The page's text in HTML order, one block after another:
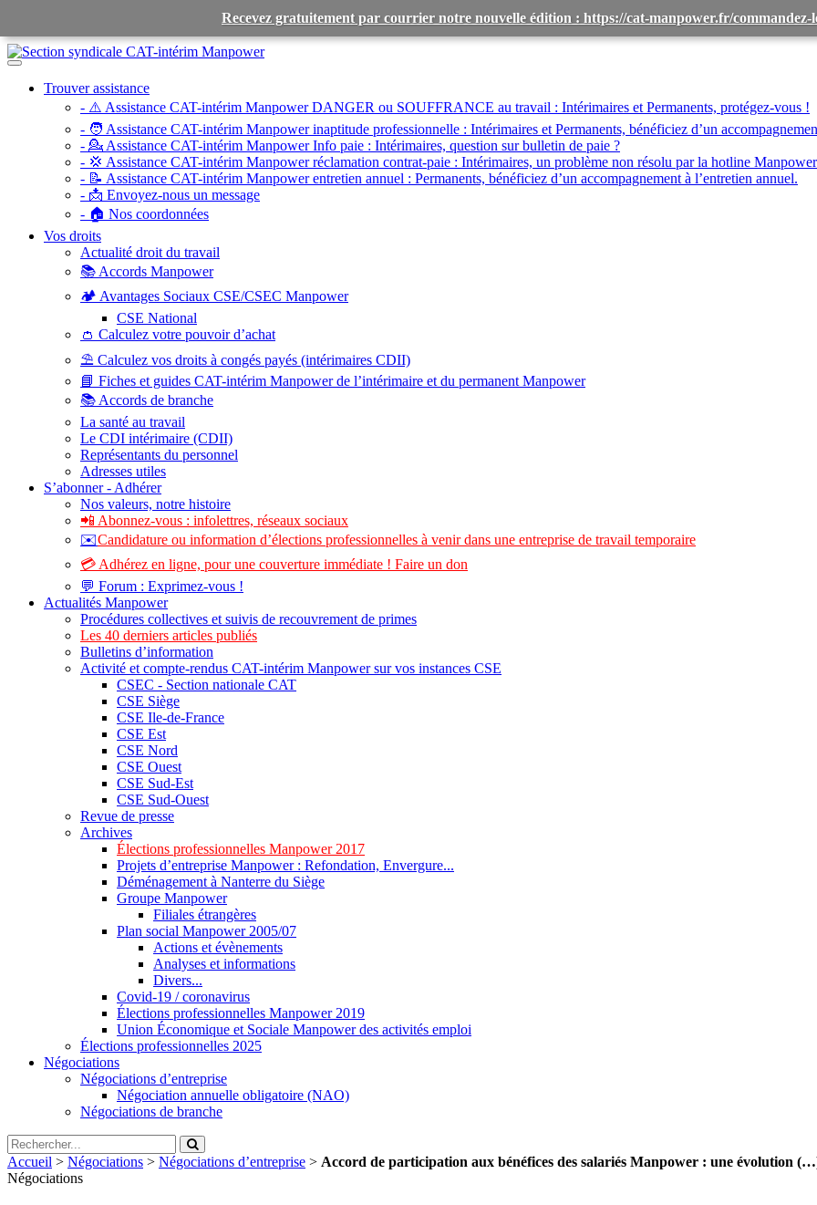
Toggle
navigationTrouver assistance
- ⚠️ Assistance CAT-intérim Manpower DANGER ou SOUFFRANCE au travail : Intérimaires et Permanents, protégez-vous !
- 🧑 Assistance CAT-intérim Manpower inaptitude professionnelle : Intérimaires et Permanents, bénéficiez d’un
- 💁 Assistance CAT-intérim Manpower Info paie : Intérimaires, question sur bulletin de paie ?
- 💢 Assistance CAT-intérim Manpower réclamation contrat-paie : Intérimaires, un problème non résolu par la hotline
- 📝 Assistance CAT-intérim Manpower entretien annuel : Permanents, bénéficiez d’un accompagnement à l’entretien annuel.
- 📩 Envoyez-nous un message
- 🏠 Nos coordonnées
Vos droits
Actualité droit du travail
📚 Accords Manpower
🏕️ Avantages Sociaux CSE/CSEC Manpower
CSE National
👛 Calculez votre pouvoir d’achat
⛱️ Calculez vos droits à congés payés (intérimaires CDII)
📘 Fiches et guides CAT-intérim Manpower de l’intérimaire et du permanent Manpower
📚 Accords de branche
La santé au travail
Le CDI intérimaire (CDII)
Représentants du personnel
Adresses utiles
S’abonner - Adhérer
Nos valeurs, notre histoire
📲 Abonnez-vous : infolettres, réseaux sociaux
✉️Candidature ou information d’élections professionnelles à venir dans une entreprise de travail temporaire
💳 Adhérez en ligne, pour une couverture immédiate ! Faire un don
💬 Forum : Exprimez-vous !
Actualités Manpower
Procédures collectives et suivis de recouvrement de primes
Les 40 derniers articles publiés
Bulletins d’information
Activité et compte-rendus CAT-intérim Manpower sur vos instances CSE
CSEC - Section nationale CAT
CSE Siège
CSE Ile-de-France
CSE Est
CSE Nord
CSE Ouest
CSE Sud-Est
CSE Sud-Ouest
Revue de presse
Archives
Élections professionnelles Manpower 2017
Projets d’entreprise Manpower : Refondation, Envergure...
Déménagement à Nanterre du Siège
Groupe Manpower
Filiales étrangères
Plan social Manpower 2005/07
Actions et évènements
Analyses et informations
Divers...
Covid-19 / coronavirus
Élections professionnelles Manpower 2019
Union Économique et Sociale Manpower des activités emploi
Élections professionnelles 2025
Négociations
Négociations d’entreprise
Négociation annuelle obligatoire (NAO)
Négociations de branche
Accueil > Négociations > Négociations d’entreprise > Accord de participation aux bénéfices des salariés Manpower : une évolution
Négociations
Recevez gratuitement par courrier notre nouvelle édition : https://cat-manpower.fr/